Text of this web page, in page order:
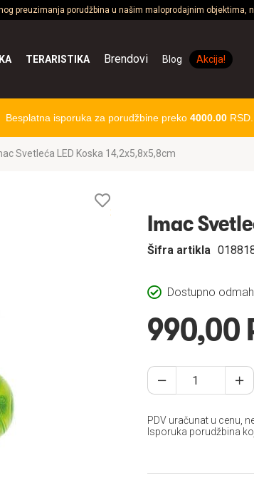
preuzimanja porudžbina u našim maloprodajnim
TERARISTIKA Brendovi Blog Akcija!
Besplatna isporuka za porudžbine preko 4000.00RSD.
Svetleća LED Koska 14,2x5,8x5,8cm
želja
Imac
Dostupno odmah
Šifra artikla
990,00
PDV uračunat u cenu,
Isporuka porudžbina